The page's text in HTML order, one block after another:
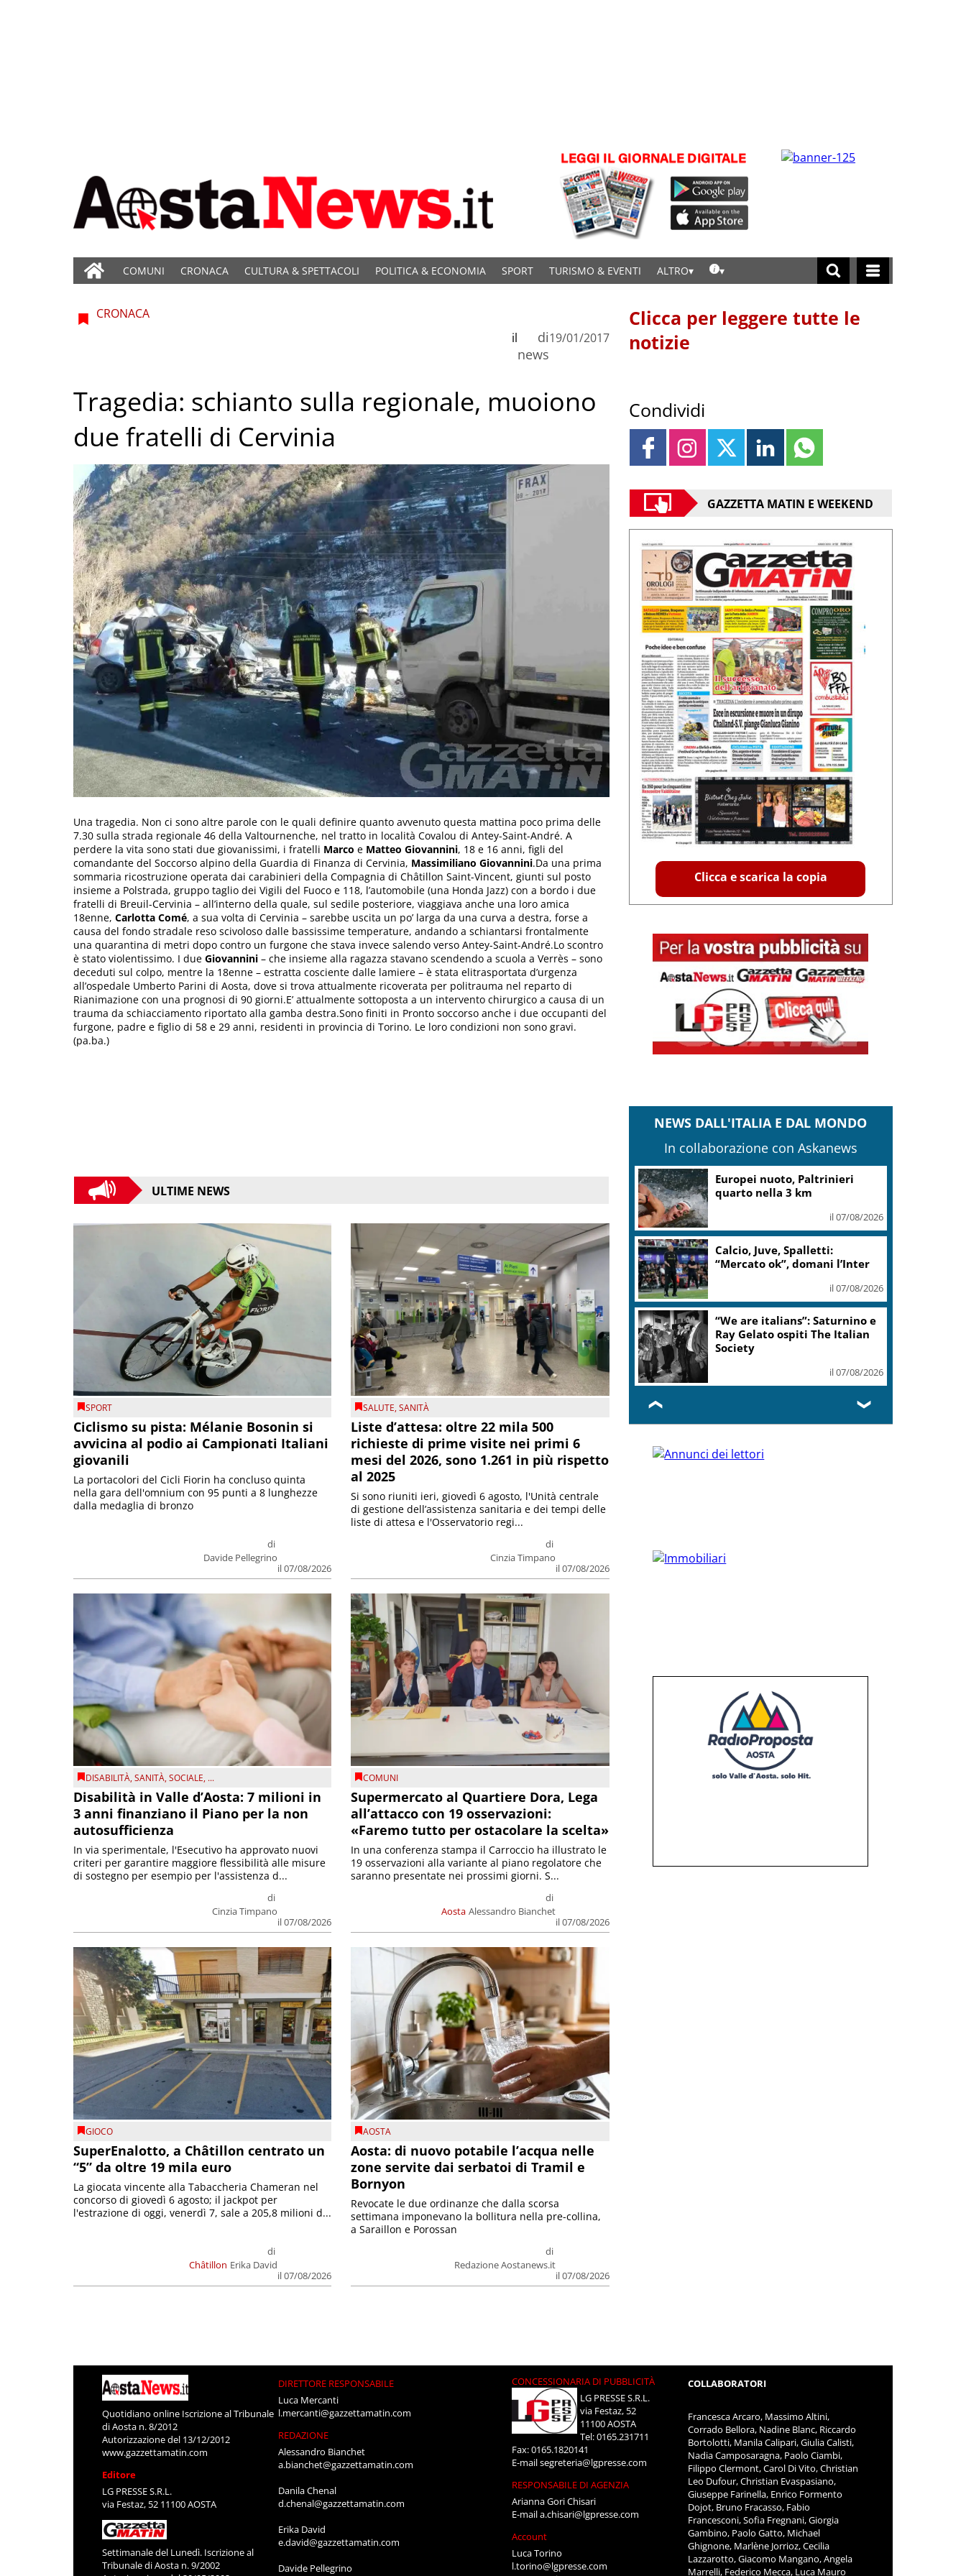
COMUNI CRONACA CULTURA & SPETTACOLI POLITICA & ECONOMIA SPORT TURISMO & EVENTI ALTRO
CRONACA
di
news
il 19/01/2017
Tragedia: schianto sulla regionale, muoiono
due fratelli di Cervinia
Una tragedia. Non ci sono altre parole con le quali definire quanto avvenuto questa mattina poco prima delle
7.30 sulla strada regionale 46 della Valtournenche, nel tratto in località Covalou di Antey-Saint-André. A
perdere la vita sono stati due giovanissimi, i fratelli Marco e Matteo Giovannini, 18 e 16 anni, figli del
comandante del Soccorso alpino della Guardia di Finanza di Cervinia, Massimiliano Giovannini.Da una prima
sommaria ricostruzione operata dai carabinieri della Compagnia di Châtillon Saint-Vincent, giunti sul posto
insieme a Polstrada, gruppo taglio dei Vigili del Fuoco e 118, l’automobile (una Honda Jazz) con a bordo i due
fratelli di Breuil-Cervinia – all’interno della quale, sul sedile posteriore, viaggiava anche una loro amica
18enne, Carlotta Comé, a sua volta di Cervinia – sarebbe uscita un po’ larga da una curva a destra, forse a
causa del fondo stradale reso scivoloso dalle bassissime temperature, andando a schiantarsi frontalmente
una quarantina di metri dopo contro un furgone che stava invece salendo verso Antey-Saint-André.Lo scontro
è stato violentissimo. I due Giovannini – che insieme alla ragazza stavano scendendo a scuola a Verrès – sono
deceduti sul colpo, mentre la 18enne – estratta cosciente dalle lamiere – è stata elitrasportata d’urgenza
all’ospedale Umberto Parini di Aosta, dove si trova attualmente ricoverata per politrauma nel reparto di
Rianimazione con una prognosi di 90 giorni.E’ attualmente sottoposta a un intervento chirurgico a causa di un
trauma da schiacciamento riportato alla gamba destra.Sono finiti in Pronto soccorso anche i due occupanti del
furgone, padre e figlio di 58 e 29 anni, residenti in provincia di Torino. Le loro condizioni non sono gravi.
(pa.ba.)
ULTIME NEWS
SPORT
Ciclismo su pista: Mélanie Bosonin si
avvicina al podio ai Campionati Italiani
giovanili
di
Davide Pellegrino
il 07/08/2026
La portacolori del Cicli Fiorin ha concluso quinta
nella gara dell'omnium con 95 punti a 8 lunghezze
dalla medaglia di bronzo
SALUTE,SANITÀ
Liste d’attesa: oltre 22 mila 500
richieste di prime visite nei primi 6
mesi del 2026, sono 1.261 in più rispetto
al 2025
di
Cinzia Timpano
il 07/08/2026
Si sono riuniti ieri, giovedì 6 agosto, l'Unità centrale
di gestione dell’assistenza sanitaria e dei tempi delle
liste di attesa e l'Osservatorio regi...
DISABILITÀ,SANITÀ,SOCIALE, ...
Disabilità in Valle d’Aosta: 7 milioni in
3 anni finanziano il Piano per la non
autosufficienza
di
Cinzia Timpano
il 07/08/2026
In via sperimentale, l'Esecutivo ha approvato nuovi
criteri per garantire maggiore flessibilità alle misure
di sostegno per esempio per l'assistenza d...
COMUNI
Supermercato al Quartiere Dora, Lega
all’attacco con 19 osservazioni:
«Faremo tutto per ostacolare la scelta»
Aosta
di
Alessandro Bianchet
il 07/08/2026
In una conferenza stampa il Carroccio ha illustrato le
19 osservazioni alla variante al piano regolatore che
saranno presentate nei prossimi giorni. S...
GIOCO
SuperEnalotto, a Châtillon centrato un
“5” da oltre 19 mila euro
Châtillon
di
Erika David
il 07/08/2026
La giocata vincente alla Tabaccheria Chameran nel
concorso di giovedì 6 agosto; il jackpot per
l'estrazione di oggi, venerdì 7, sale a 205,8 milioni d...
AOSTA
Aosta: di nuovo potabile l’acqua nelle
zone servite dai serbatoi di Tramil e
Bornyon
di
Redazione Aostanews.it
il 07/08/2026
Revocate le due ordinanze che dalla scorsa
settimana imponevano la bollitura nella pre-collina,
a Saraillon e Porossan
Clicca per leggere tutte le
notizie
Condividi
GAZZETTA MATIN E WEEKEND
Clicca e scarica la copia
NEWS DALL'ITALIA E DAL MONDO
In collaborazione con Askanews
Europei nuoto, Paltrinieri
quarto nella 3 km
il 07/08/2026
Calcio, Juve, Spalletti:
“Mercato ok”, domani l’Inter
il 07/08/2026
“We are italians”: Saturnino e
Ray Gelato ospiti The Italian
Society
il 07/08/2026
❮ ❯
Quotidiano online Iscrizione al Tribunale
di Aosta n. 8/2012
Autorizzazione del 13/12/2012
www.gazzettamatin.com
Editore
LG PRESSE S.R.L.
via Festaz, 52 11100 AOSTA
Settimanale del Lunedì. Iscrizione al
Tribunale di Aosta n. 9/2002
DIRETTORE RESPONSABILE
Luca Mercanti
l.mercanti@gazzettamatin.com
REDAZIONE
Alessandro Bianchet
a.bianchet@gazzettamatin.com
Danila Chenal
d.chenal@gazzettamatin.com
Erika David
e.david@gazzettamatin.com
Davide Pellegrino
CONCESSIONARIA DI PUBBLICITÀ
LG PRESSE S.R.L.
via Festaz, 52
11100 AOSTA
Tel: 0165.231711
Fax: 0165.1820141
E-mailsegreteria@lgpresse.com
RESPONSABILE DI AGENZIA
Arianna Gori Chisari
E-maila.chisari@lgpresse.com
Account
Luca Torino
l.torino@lgpresse.com
COLLABORATORI
Francesca Arcaro, Massimo Altini,
Corrado Bellora, Nadine Blanc, Riccardo
Bortolotti, Manila Calipari, Giulia Calisti,
Nadia Camposaragna, Paolo Ciambi,
Filippo Clermont, Carol Di Vito, Christian
Leo Dufour, Christian Evaspasiano,
Giuseppe Farinella, Enrico Formento
Dojot, Bruno Fracasso, Fabio
Francesconi, Sofia Fregnani, Giorgia
Gambino, Paolo Gatto, Michael
Ghignone, Marlène Jorrioz, Cecilia
Lazzarotto, Giacomo Mangano, Angela
Marrelli, Federico Mecca, Luca Mauro